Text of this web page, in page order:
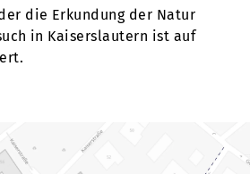
die Erkundung der Natur
in Kaiserslautern ist auf